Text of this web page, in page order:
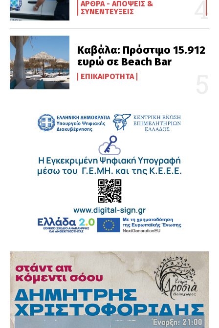
ΆΡΘΡΑ - ΑΠΌΨΕΙΣ &
ΣΥΝΕΝΤΕΎΞΕΙΣ
Καβάλα: Πρόστιμο 15.912
ευρώ σε Beach Bar
ΕΠΙΚΑΙΡΌΤΗΤΑ